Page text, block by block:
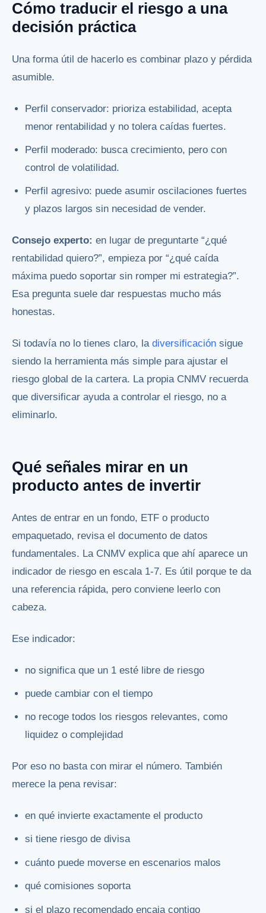
Cómo traducir el riesgo a una
decisión práctica
Una forma útil de hacerlo es combinar plazo y pérdida
asumible.
Perfil conservador: prioriza estabilidad, acepta
menor rentabilidad y no tolera caídas fuertes.
Perfil moderado: busca crecimiento, pero con
control de volatilidad.
Perfil agresivo: puede asumir oscilaciones fuertes
y plazos largos sin necesidad de vender.
Consejo experto: en lugar de preguntarte “¿qué
rentabilidad quiero?”, empieza por “¿qué caída
máxima puedo soportar sin romper mi estrategia?”.
Esa pregunta suele dar respuestas mucho más
honestas.
Si todavía no lo tienes claro, la diversificación sigue
siendo la herramienta más simple para ajustar el
riesgo global de la cartera. La propia CNMV recuerda
que diversificar ayuda a controlar el riesgo, no a
eliminarlo.
Qué señales mirar en un
producto antes de invertir
Antes de entrar en un fondo, ETF o producto
empaquetado, revisa el documento de datos
fundamentales. La CNMV explica que ahí aparece un
indicador de riesgo en escala 1-7. Es útil porque te da
una referencia rápida, pero conviene leerlo con
cabeza.
Ese indicador:
no significa que un 1 esté libre de riesgo
puede cambiar con el tiempo
no recoge todos los riesgos relevantes, como
liquidez o complejidad
Por eso no basta con mirar el número. También
merece la pena revisar:
en qué invierte exactamente el producto
si tiene riesgo de divisa
cuánto puede moverse en escenarios malos
qué comisiones soporta
si el plazo recomendado encaja contigo